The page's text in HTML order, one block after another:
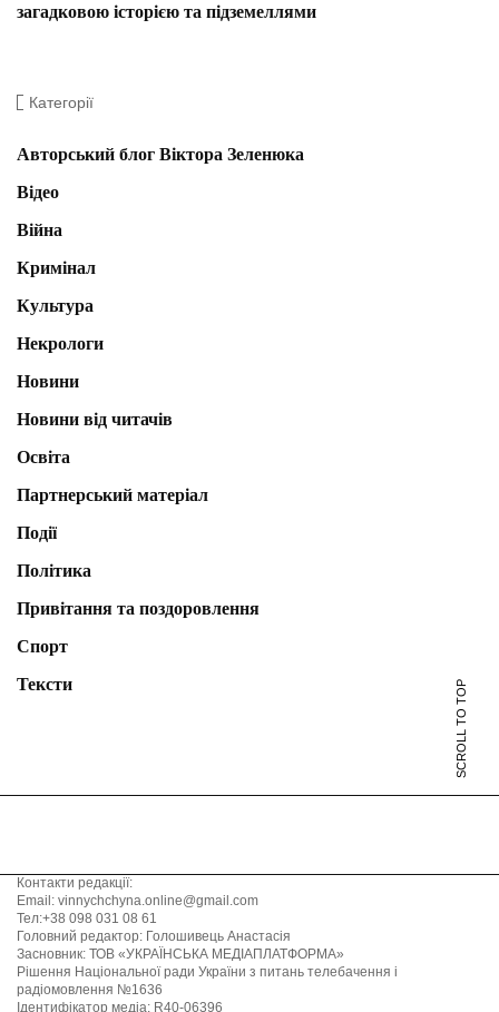
загадковою історією та підземеллями
Категорії
Авторський блог Віктора Зеленюка
Відео
Війна
Кримінал
Культура
Некрологи
Новини
Новини від читачів
Освіта
Партнерський матеріал
Події
Політика
Привітання та поздоровлення
Спорт
Тексти
SCROLL TO TOP
Контакти редакції:
Email: vinnychchyna.online@gmail.com
Тел:+38 098 031 08 61
Головний редактор: Голошивець Анастасія
Засновник: ТОВ «УКРАЇНСЬКА МЕДІАПЛАТФОРМА»
Рішення Національної ради України з питань телебачення і
радіомовлення №1636
Ідентифікатор медіа: R40-06396